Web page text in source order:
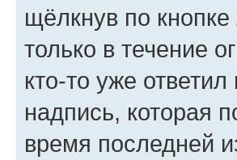
щёлкнув по кнопке
только в течение
кто-то уже
надпись, которая
время последней